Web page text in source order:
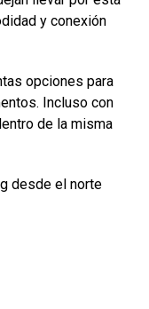
y conexión
opciones para
Incluso con
de la misma
desde el norte